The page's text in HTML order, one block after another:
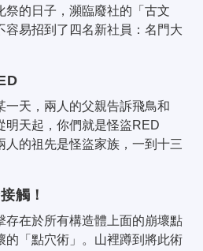
祭的日子，瀕臨廢社的「古文
容易招到了四名新社員：名門大
..
一天，兩人的父親告訴飛鳥和
明天起，你們就是怪盜RED
人的祖先是怪盜家族，一到十三
..觸！
存在於所有構造體上面的崩壞點
的「點穴術」。山裡蹲到將此術